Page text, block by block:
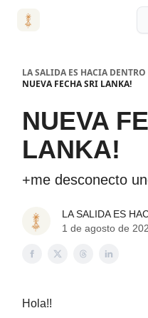
LA SALIDA ES HACIA DENTRO
NUEVA FECHA SRI LANKA!
NUEVA
LANKA!
+me desconecto
LA SALIDA ES
1 de agosto de
Hola!!